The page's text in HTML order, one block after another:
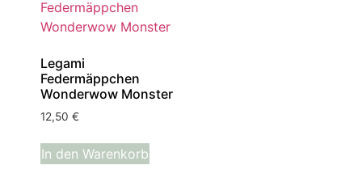
Legami
Federmäppchen
Wonderwow Monster
12,50 €
In den Warenkorb